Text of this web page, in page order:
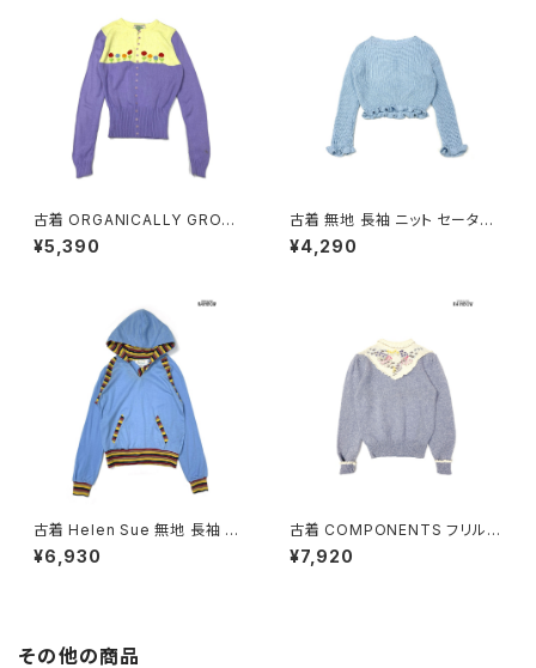
古着 ORGANICALLY GROW
N by APPEJA 刺繍 花柄 長袖
ニット セーター 黄 紫 (ttu2603
¥5,390
古着 無地 長袖 ニット セーター
青 水色 (ttu2603026)
¥4,290
古着 Helen Sue 無地 長袖 ニ
ット パーカー セーター 青 (ttu2
601219)
¥6,930
古着 COMPONENTS フリル
花柄 刺繍 ハイネック ウール 長
袖 ニット セーター 水色 ベージ
¥7,920
その他の商品